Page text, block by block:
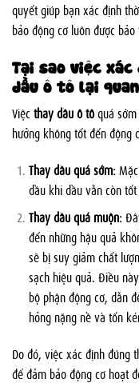
quyết giúp bạn xác định
bảo động cơ luôn được
Tại sao việc xác
dầu ô tô lại
Việcthay dầu ô tôquá sớm
hưởng không tốt đến động
Thay dầu quá sớm:Mặc
dầu khi dầu vẫn còn
Thay dầu quá muộn:
đến những hậu quả
sẽ bị suy giảm chất
sạch hiệu quả. Điều
bộ phận động cơ, dẫn
hỏng nặng nề và tốn
Do đó, việc xác định đúng
để đảm bảo động cơ hoạt